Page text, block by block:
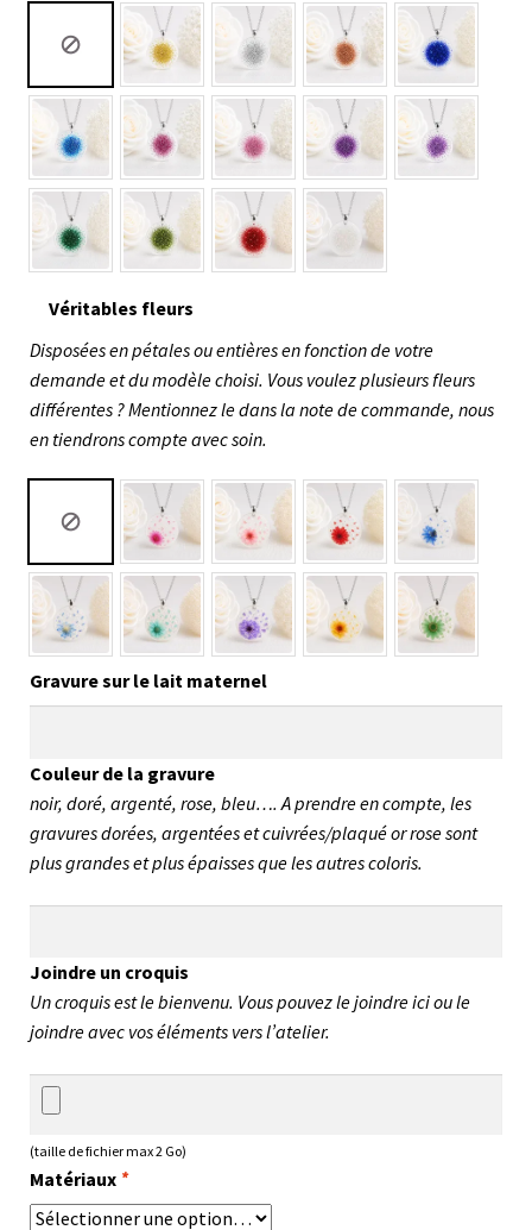
Véritables fleurs
Disposées en pétales ou entières en fonction de votre
demande et du modèle choisi. Vous voulez plusieurs fleurs
différentes ? Mentionnez le dans la note de commande, nous
en tiendrons compte avec soin.
Gravure sur le lait maternel
Couleur de la gravure
noir, doré, argenté, rose, bleu…. A prendre en compte, les
gravures dorées, argentées et cuivrées/plaqué or rose sont
plus grandes et plus épaisses que les autres coloris.
Joindre un croquis
Un croquis est le bienvenu. Vous pouvez le joindre ici ou le
joindre avec vos éléments vers l’atelier.
(taille de fichier max 2 Go)
Matériaux *